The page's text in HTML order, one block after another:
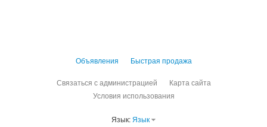
Объявления Быстрая продажа
Связаться с администрацией
Карта сайта
Условия использования
Язык: Язык